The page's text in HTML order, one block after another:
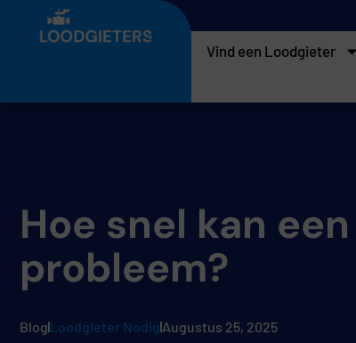
Vind een Loodgieter
Hoe snel kan
probleem?
Blog Loodgieter Nodig Augustus 25, 2025